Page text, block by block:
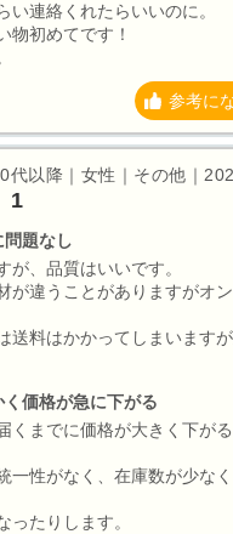
い連絡くれたらいいのに。
物初めてです！
参考に
代以降｜女性｜その他｜
1
問題なし
が、品質はいいです。
が違うことがありますがオ
送料はかかってしまいます
く価格が急に下がる
くまでに価格が大きく下が
一性がなく、在庫数が少な
ったりします。